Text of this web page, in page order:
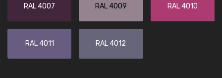
RAL 4007 RAL 4009 RAL 4010
RAL 4011 RAL 4012